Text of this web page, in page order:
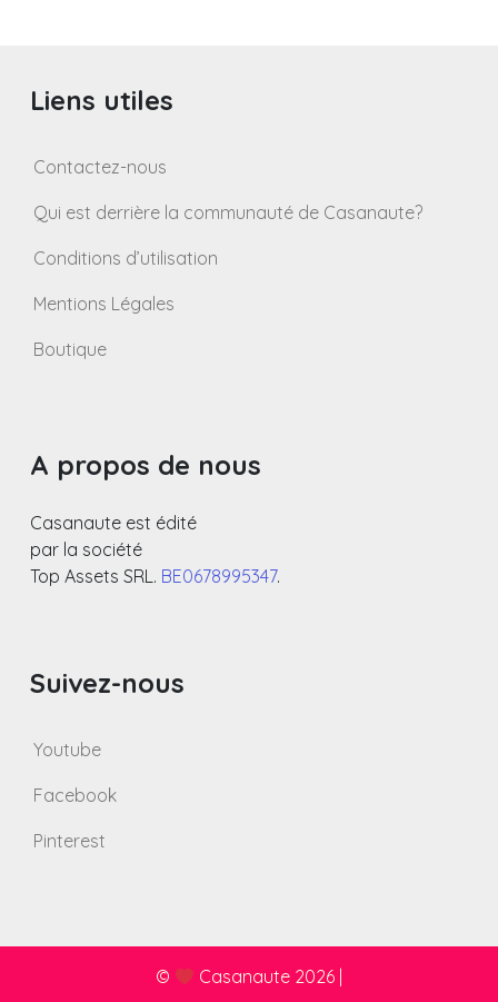
Liens utiles
Contactez-nous
Qui est derrière la communauté de Casanaute?
Conditions d’utilisation
Mentions Légales
Boutique
A propos de nous
Casanaute est édité
par la société
Top Assets SRL. BE0678995347.
Suivez-nous
Youtube
Facebook
Pinterest
© Casanaute 2026